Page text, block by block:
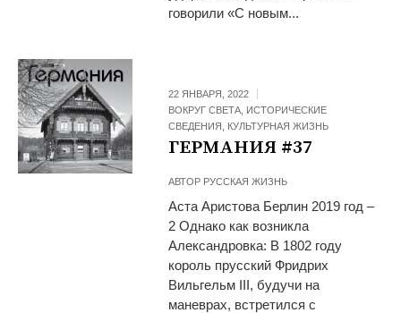
говорили «С новым...
22 ЯНВАРЯ, 2022
ВОКРУГ СВЕТА ИСТОРИЧЕСКИЕ
СВЕДЕНИЯ
КУЛЬТУРНАЯ ЖИЗНЬ
ГЕРМАНИЯ #37
АВТОР РУССКАЯ ЖИЗНЬ
Аста Аристова Берлин 2019 год –
2 Однако как возникла
Александровка: В 1802 году
король прусский Фридрих
Вильгельм III, будучи на
маневрах, встретился с